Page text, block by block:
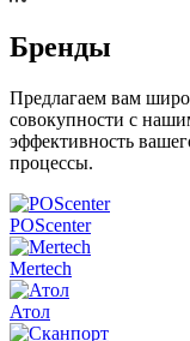
Бренды
Предлагаем вам
совокупности с
эффективность
процессы.
POScenter
Mertech
Атол